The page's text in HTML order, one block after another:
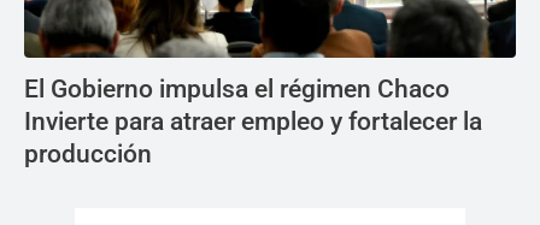
El Gobierno impulsa el régimen Chaco
Invierte para atraer empleo y fortalecer la
producción